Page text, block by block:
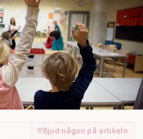
Bjud någon på artikeln